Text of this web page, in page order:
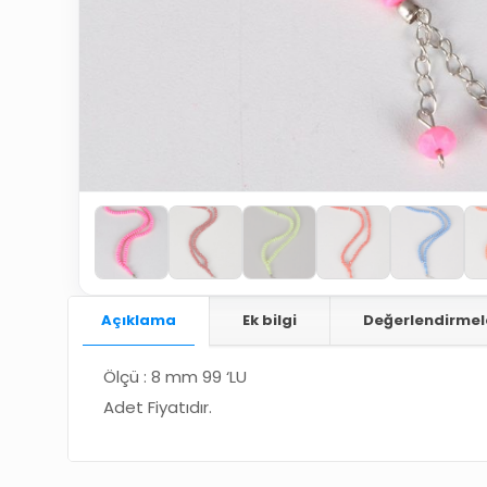
Açıklama Ek bilgi
Ölçü : 8 mm 99 ‘LU
Adet Fiyatıdır.